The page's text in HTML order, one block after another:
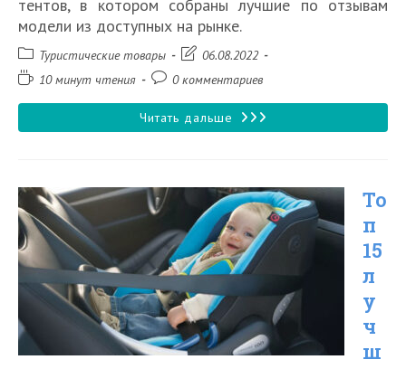
тентов, в котором собраны лучшие по отзывам
модели из доступных на рынке.
Рубрика
записи:
Туристические товары
Запись06.08.2022
Время10 минут чтения
Комментарии
записи:
0 комментариев
Читать дальше Топ
туристических
тентов
и
для
отдыха
То
п
15
л
у
ч
ш